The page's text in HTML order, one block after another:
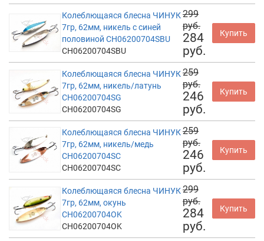
Колеблющаяся блесна ЧИНУК
7гр, 62мм, никель с синей
половиной CH06200704SBU
CH06200704SBU
299
руб.
284
руб.
Купить
Колеблющаяся блесна ЧИНУК
7гр, 62мм, никель/латунь
CH06200704SG
CH06200704SG
259
руб.
246
руб.
Купить
Колеблющаяся блесна ЧИНУК
7гр, 62мм, никель/медь
CH06200704SC
CH06200704SC
259
руб.
246
руб.
Купить
Колеблющаяся блесна ЧИНУК
7гр, 62мм, окунь
CH06200704OK
CH06200704OK
299
руб.
284
руб.
Купить